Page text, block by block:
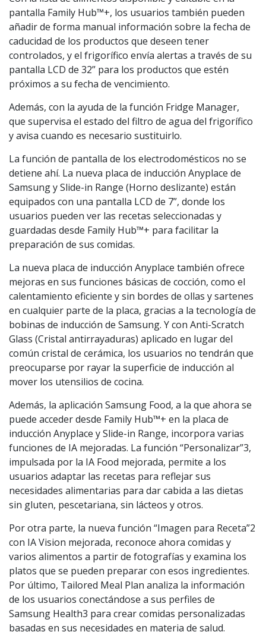
pantalla Family Hub™+, los usuarios también pueden
añadir de forma manual información sobre la fecha de
caducidad de los productos que deseen tener
controlados, y el frigorífico envía alertas a través de su
pantalla LCD de 32” para los productos que estén
próximos a su fecha de vencimiento.
Además, con la ayuda de la función Fridge Manager,
que supervisa el estado del filtro de agua del frigorífico
y avisa cuando es necesario sustituirlo.
La función de pantalla de los electrodomésticos no se
detiene ahí. La nueva placa de inducción Anyplace de
Samsung y Slide-in Range (Horno deslizante) están
equipados con una pantalla LCD de 7”, donde los
usuarios pueden ver las recetas seleccionadas y
guardadas desde Family Hub™+ para facilitar la
preparación de sus comidas.
La nueva placa de inducción Anyplace también ofrece
mejoras en sus funciones básicas de cocción, como el
calentamiento eficiente y sin bordes de ollas y sartenes
en cualquier parte de la placa, gracias a la tecnología de
bobinas de inducción de Samsung. Y con Anti-Scratch
Glass (Cristal antirrayaduras) aplicado en lugar del
común cristal de cerámica, los usuarios no tendrán que
preocuparse por rayar la superficie de inducción al
mover los utensilios de cocina.
Además, la aplicación Samsung Food, a la que ahora se
puede acceder desde Family Hub™+ en la placa de
inducción Anyplace y Slide-in Range, incorpora varias
funciones de IA mejoradas. La función “Personalizar”3,
impulsada por la IA Food mejorada, permite a los
usuarios adaptar las recetas para reflejar sus
necesidades alimentarias para dar cabida a las dietas
sin gluten, pescetariana, sin lácteos y otros.
Por otra parte, la nueva función “Imagen para Receta”2
con IA Vision mejorada, reconoce ahora comidas y
varios alimentos a partir de fotografías y examina los
platos que se pueden preparar con esos ingredientes.
Por último, Tailored Meal Plan analiza la información
de los usuarios conectándose a sus perfiles de
Samsung Health3 para crear comidas personalizadas
basadas en sus necesidades en materia de salud.